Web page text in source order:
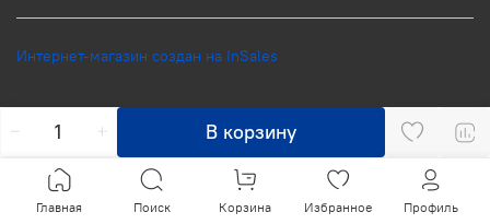
В корзину
Интернет-магазин создан на InSales
Главная Поиск Корзина Избранное Профиль